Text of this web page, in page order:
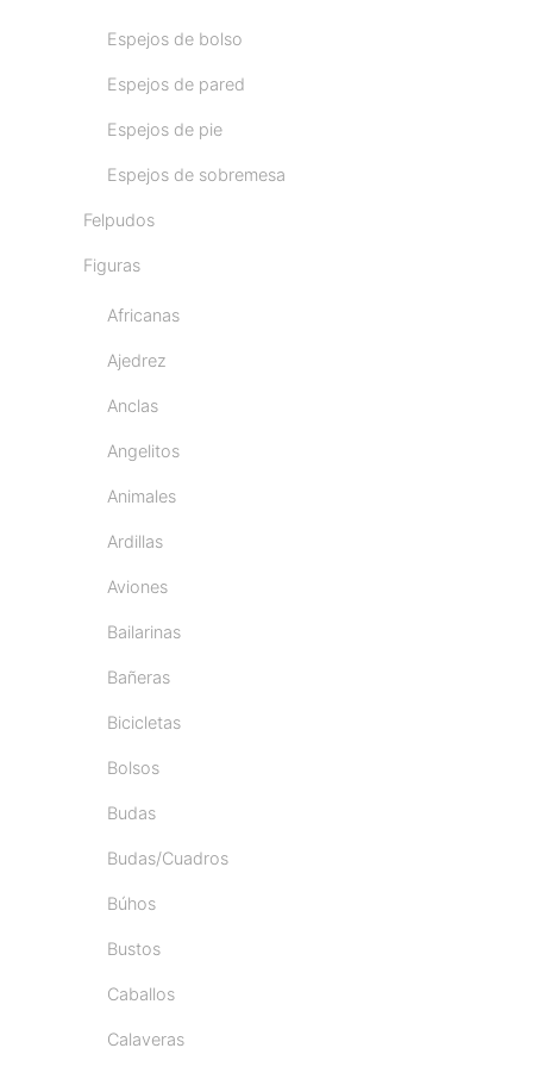
Espejos de bolso
Espejos de pared
Espejos de pie
Espejos de sobremesa
Felpudos
Figuras
Africanas
Ajedrez
Anclas
Angelitos
Animales
Ardillas
Aviones
Bailarinas
Bañeras
Bicicletas
Bolsos
Budas
Budas/Cuadros
Búhos
Bustos
Caballos
Calaveras